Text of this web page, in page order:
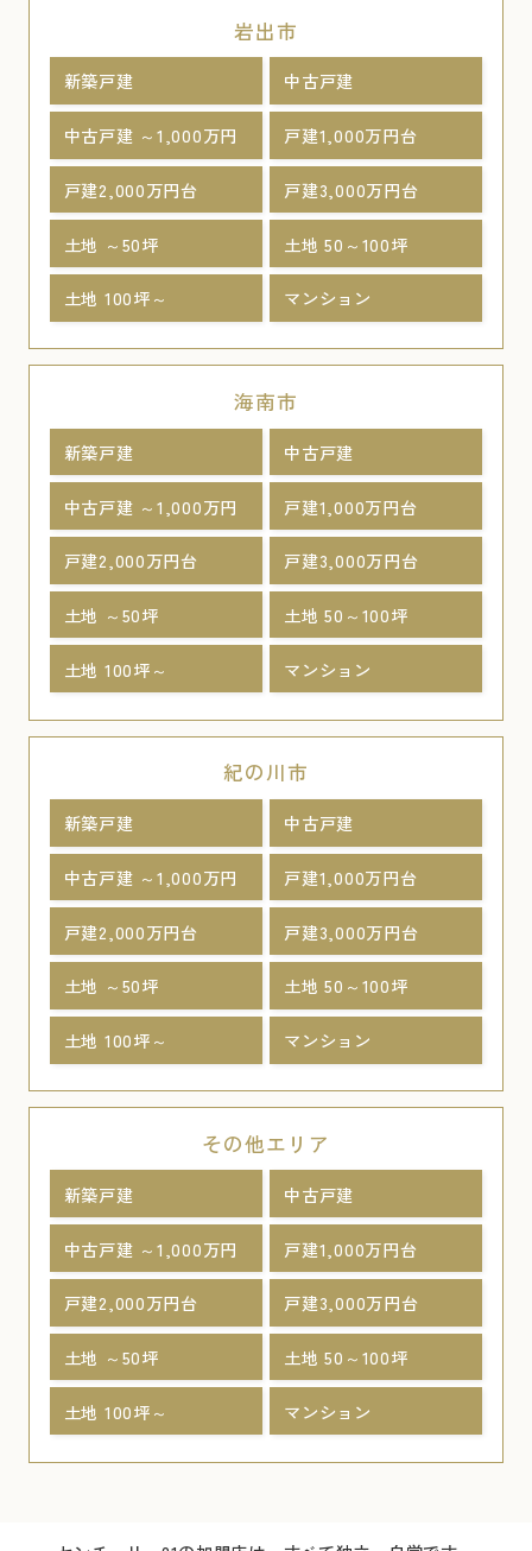
岩出市
新築戸建 中古戸建
中古戸建 ～1,000万円 戸建1,000万円台
戸建2,000万円台 戸建3,000万円台
土地 ～50坪 土地 50～100坪
土地 100坪～ マンション
海南市
新築戸建 中古戸建
中古戸建 ～1,000万円 戸建1,000万円台
戸建2,000万円台 戸建3,000万円台
土地 ～50坪 土地 50～100坪
土地 100坪～ マンション
紀の川市
新築戸建 中古戸建
中古戸建 ～1,000万円 戸建1,000万円台
戸建2,000万円台 戸建3,000万円台
土地 ～50坪 土地 50～100坪
土地 100坪～ マンション
その他エリア
新築戸建 中古戸建
中古戸建 ～1,000万円 戸建1,000万円台
戸建2,000万円台 戸建3,000万円台
土地 ～50坪 土地 50～100坪
土地 100坪～ マンション